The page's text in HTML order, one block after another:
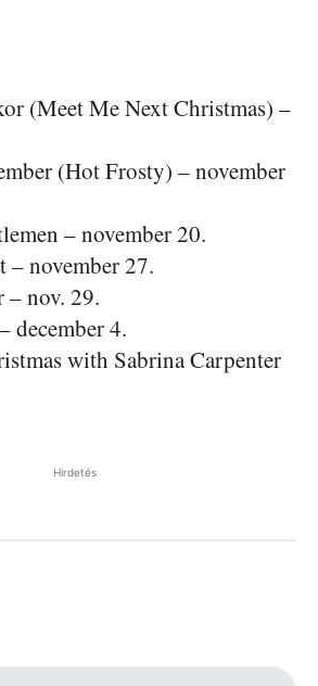
(Meet Me Next Christmas) –
(Hot Frosty) – november
– november 20.
– november 27.
– nov. 29.
december 4.
with Sabrina Carpenter
Hirdetés